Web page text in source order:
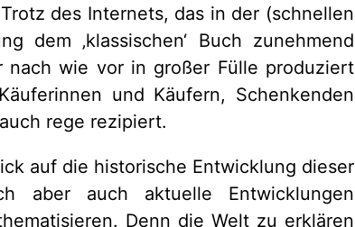
des Internets, das in der (schnellen
dem ‚klassischen‘ Buch zunehmend
nach wie vor in großer Fülle produziert
und Käufern, Schenkenden
rege rezipiert.
auf die historische Entwicklung dieser
aber auch aktuelle Entwicklungen
Denn die Welt zu erklären